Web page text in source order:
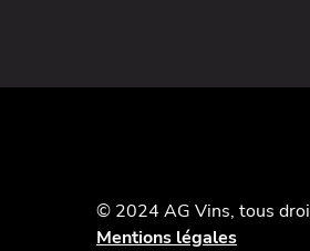
© 2024 AG Vins, tous
Mentions légales